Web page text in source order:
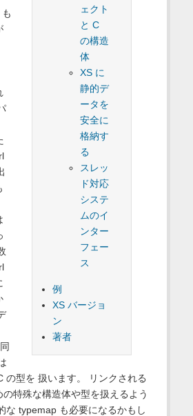
ェクト
と C
の構造
体
XS に
静的デ
ータを
安全に
格納す
る
スレッ
ド対応
システ
ムのイ
ンター
フェー
ス
例
XS バージョ
ン
著者
の型を 扱います。 リンクされる
特殊な構造体や型を扱えるよう
な typemap も必要になるかもし